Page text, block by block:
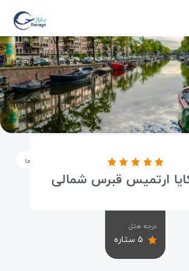
اقامتگاه ها هتل کایا ارتمیس قبرس شمالی
ارتمیس قبرس شمالی
درجه هتل